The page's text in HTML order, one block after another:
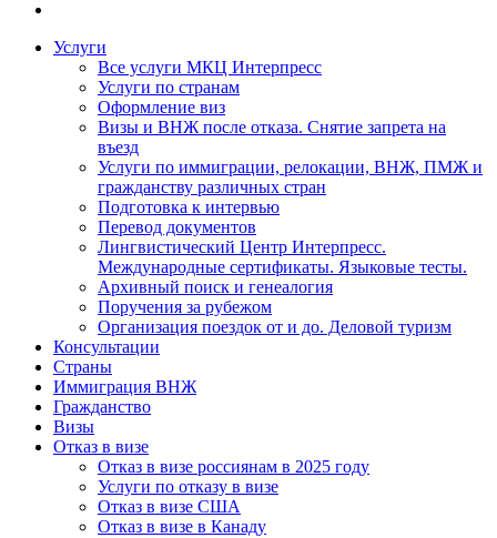
Услуги
Все услуги МКЦ Интерпресс
Услуги по странам
Оформление виз
Визы и ВНЖ после отказа. Снятие запрета на
въезд
Услуги по иммиграции, релокации, ВНЖ, ПМЖ и
гражданству различных стран
Подготовка к интервью
Перевод документов
Лингвистический Центр Интерпресс.
Международные сертификаты. Языковые тесты.
Архивный поиск и генеалогия
Поручения за рубежом
Организация поездок от и до. Деловой туризм
Консультации
Страны
Иммиграция ВНЖ
Гражданство
Визы
Отказ в визе
Отказ в визе россиянам в 2025 году
Услуги по отказу в визе
Отказ в визе США
Отказ в визе в Канаду